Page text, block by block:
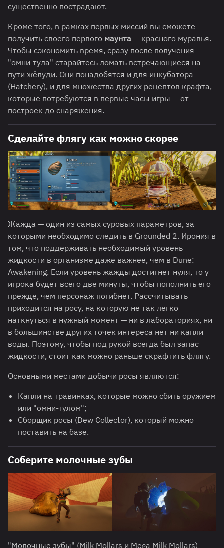
существенно пострадают.
Кроме того, в рамках первых миссий вы сможете
получить своего первого маунта — красного муравья.
Чтобы сэкономить время, сразу после получения
"омни-тула" старайтесь ломать встречающиеся на
пути жёлуди. Они понадобятся и для инкубатора
(Hatchery), и для множества других рецептов крафта,
которые потребуются в первые часы игры — от
построек до снаряжения.
Сделайте флягу как можно скорее
Жажда — один из самых суровых параметров, за
которыми необходимо следить в Grounded 2. Ирония в
том, что поддерживать необходимый уровень
жидкости в организме даже важнее, чем в Dune:
Awakening. Если уровень жажды достигнет нуля, то у
игрока будет всего две минуты, чтобы пополнить его
прежде, чем персонаж погибнет. Рассчитывать
приходится на росу, на которую не так легко
наткнуться в нужный момент — ни в лабораториях, ни
в большинстве других точек интереса нет ни капли
воды. Поэтому, чтобы под рукой всегда был запас
жидкости, стоит как можно раньше скрафтить флягу.
Основными местами добычи росы являются:
Капли на травинках, которые можно сбить оружием
или "омни-тулом";
Сборщик росы (Dew Collector), который можно
поставить на базе.
Соберите молочные зубы
"Молочные зубы" (Milk Mollars и Mega Milk Mollars)